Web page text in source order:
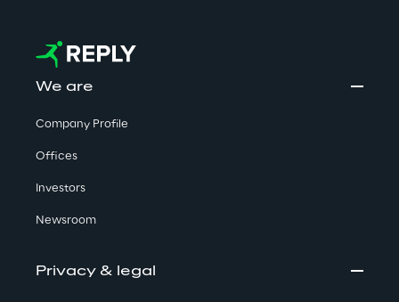
We are
Company Profile
Offices
Investors
Newsroom
Privacy & legal